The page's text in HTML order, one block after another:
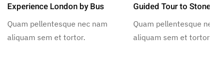
Experience London by Bus
Quam pellentesque nec nam
aliquam sem et tortor.
Guided Tour to
Quam pellentesque
aliquam sem et tortor.